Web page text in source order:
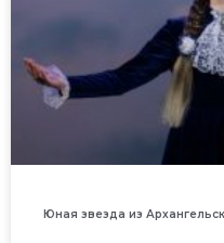
Юная звезда из